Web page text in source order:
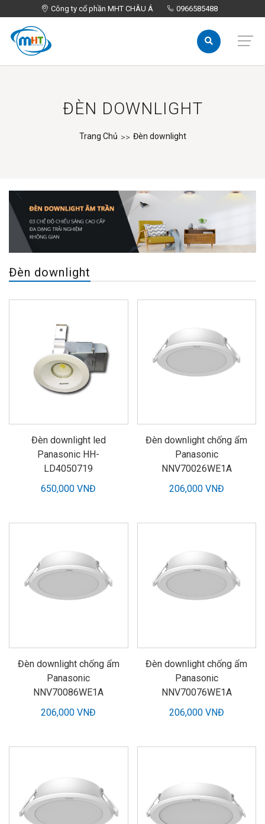
Công ty cổ phần MHT CHÂU Á 0966585488
Công ty cổ phần MHT CHÂU Á 0966585488
ĐÈN DOWNLIGHT
Trang Chủ Đèn downlight
Đèn downlight
Đèn downlight led
Panasonic HH-
LD4050719
650,000 VNĐ
Đèn downlight chống ẩm
Panasonic
NNV70026WE1A
206,000 VNĐ
Đèn downlight chống ẩm
Panasonic
NNV70086WE1A
206,000 VNĐ
Đèn downlight chống ẩm
Panasonic
NNV70076WE1A
206,000 VNĐ